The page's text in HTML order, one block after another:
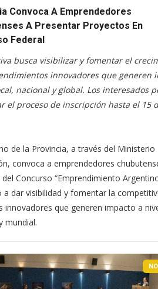
Convoca A Emprendedores
A Presentar Proyectos En
Federal
busca visibilizar y fomentar el
innovadores que generen
nacional y global. Los interesados
el proceso de inscripción hasta el 15
de la Provincia, a través del Ministerio
convoca a emprendedores
Concurso “Emprendimiento
a dar visibilidad y fomentar la
innovadores que generen impacto a
mundial.